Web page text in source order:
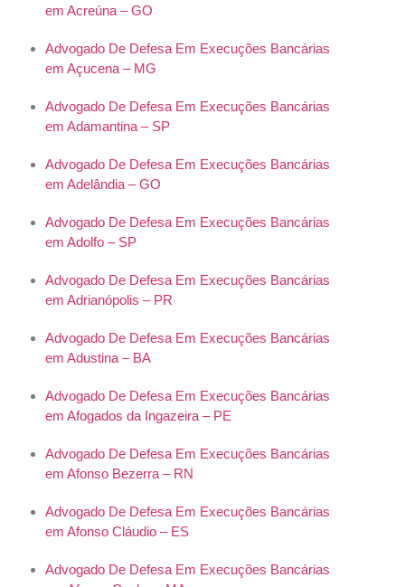
em Acreúna – GO
Advogado De Defesa Em Execuções Bancárias
em Açucena – MG
Advogado De Defesa Em Execuções Bancárias
em Adamantina – SP
Advogado De Defesa Em Execuções Bancárias
em Adelândia – GO
Advogado De Defesa Em Execuções Bancárias
em Adolfo – SP
Advogado De Defesa Em Execuções Bancárias
em Adrianópolis – PR
Advogado De Defesa Em Execuções Bancárias
em Adustina – BA
Advogado De Defesa Em Execuções Bancárias
em Afogados da Ingazeira – PE
Advogado De Defesa Em Execuções Bancárias
em Afonso Bezerra – RN
Advogado De Defesa Em Execuções Bancárias
em Afonso Cláudio – ES
Advogado De Defesa Em Execuções Bancárias